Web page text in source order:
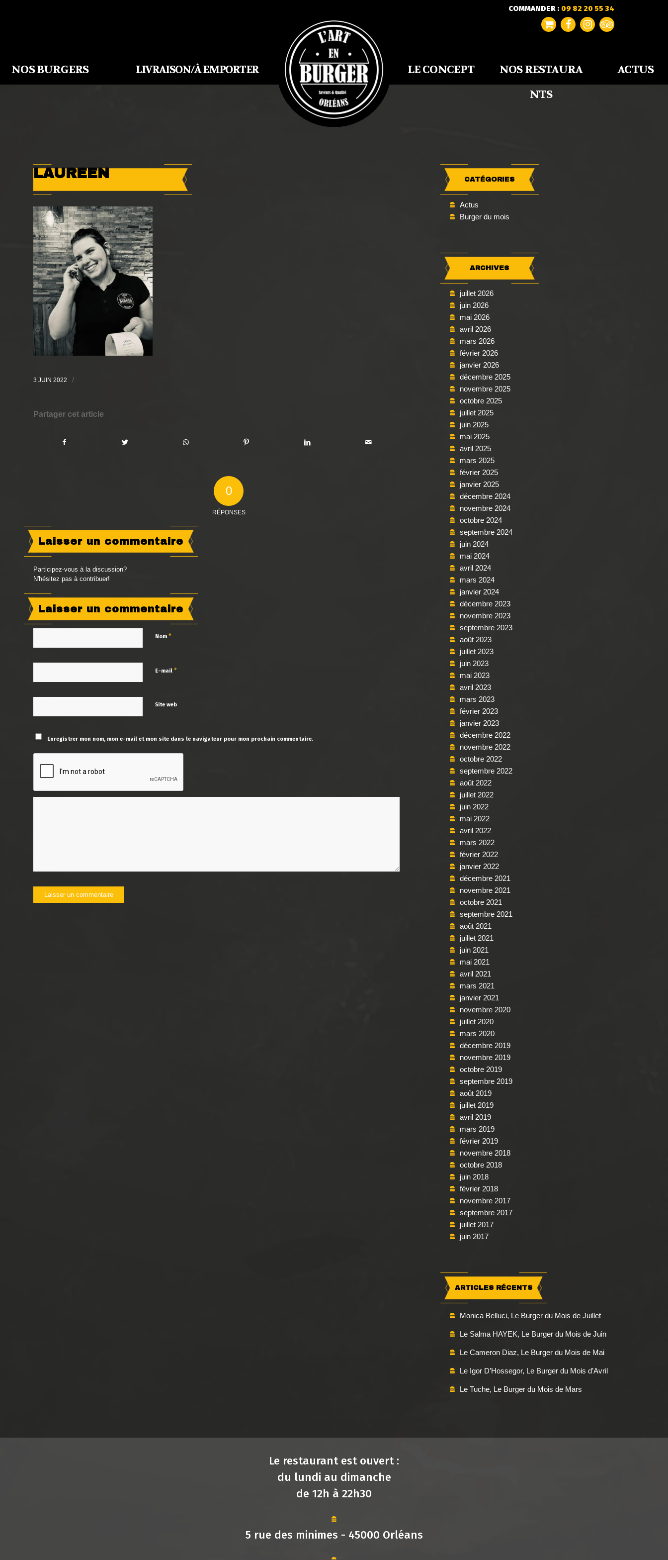
COMMANDER : 09 82 20 55 34
NOS BURGERS LIVRAISON/À EMPORTER LE CONCEPT
NOS RESTAURA
NTS
ACTUS
LAUREEN
3 JUIN 2022 /
Partager cet article
0
RÉPONSES
Laisser un commentaire
Participez-vous à la discussion?
N'hésitez pas à contribuer!
Laisser un commentaire
Nom *
E-mail *
Site web
Enregistrer mon nom, mon e-mail et mon site dans le navigateur pour mon prochain commentaire.
CATÉGORIES
Actus
Burger du mois
ARCHIVES
juillet 2026
juin 2026
mai 2026
avril 2026
mars 2026
février 2026
janvier 2026
décembre 2025
novembre 2025
octobre 2025
juillet 2025
juin 2025
mai 2025
avril 2025
mars 2025
février 2025
janvier 2025
décembre 2024
novembre 2024
octobre 2024
septembre 2024
juin 2024
mai 2024
avril 2024
mars 2024
janvier 2024
décembre 2023
novembre 2023
septembre 2023
août 2023
juillet 2023
juin 2023
mai 2023
avril 2023
mars 2023
février 2023
janvier 2023
décembre 2022
novembre 2022
octobre 2022
septembre 2022
août 2022
juillet 2022
juin 2022
mai 2022
avril 2022
mars 2022
février 2022
janvier 2022
décembre 2021
novembre 2021
octobre 2021
septembre 2021
août 2021
juillet 2021
juin 2021
mai 2021
avril 2021
mars 2021
janvier 2021
novembre 2020
juillet 2020
mars 2020
décembre 2019
novembre 2019
octobre 2019
septembre 2019
août 2019
juillet 2019
avril 2019
mars 2019
février 2019
novembre 2018
octobre 2018
juin 2018
février 2018
novembre 2017
septembre 2017
juillet 2017
juin 2017
ARTICLES RÉCENTS
Monica Belluci, Le Burger du Mois de Juillet
Le Salma HAYEK, Le Burger du Mois de Juin
Le Cameron Diaz, Le Burger du Mois de Mai
Le Igor D’Hossegor, Le Burger du Mois d’Avril
Le Tuche, Le Burger du Mois de Mars
Le restaurant est ouvert :
du lundi au dimanche
de 12h à 22h30
5 rue des minimes - 45000 Orléans